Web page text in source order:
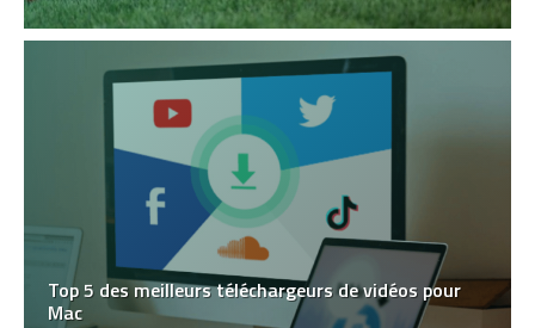
Top 5 des meilleurs téléchargeurs de vidéos pour
Mac